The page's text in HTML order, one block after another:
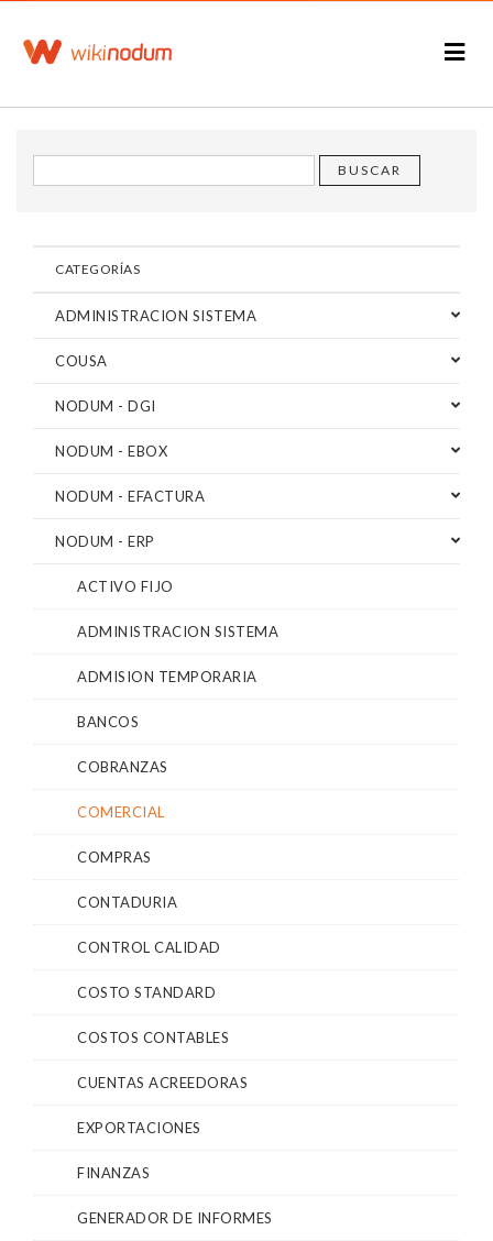
CATEGORÍAS
ADMINISTRACION SISTEMA
COUSA
NODUM - DGI
NODUM - EBOX
NODUM - EFACTURA
NODUM - ERP
ACTIVO FIJO
ADMINISTRACION SISTEMA
ADMISION TEMPORARIA
BANCOS
COBRANZAS
COMERCIAL
COMPRAS
CONTADURIA
CONTROL CALIDAD
COSTO STANDARD
COSTOS CONTABLES
CUENTAS ACREEDORAS
EXPORTACIONES
FINANZAS
GENERADOR DE INFORMES